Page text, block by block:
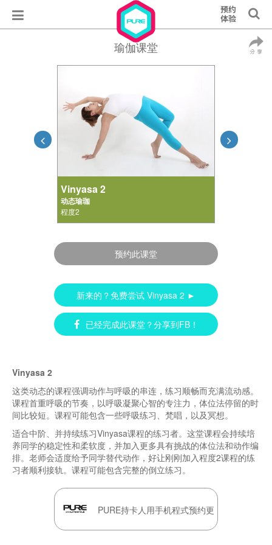
瑜伽课堂
Vinyasa 2
动态瑜珈
程度2
预约此课堂
新来的？免费尝试 Vinyasa 2 ►
已经完成此课堂？分享到FB！
Vinyasa 2
这类动态的课程强调动作与呼吸的串连，练习顺畅而充满流动感。
课程首重呼吸的节奏，以呼吸凝聚心智的专注力，体位法停留的时
间比较短。课程可能包含一些呼吸练习、梵唱，以及冥想。
适合中阶、并持续练习Vinyasa课程的练习者。这堂课程会持续培
养同学的稳定性和柔软度，并加入更多具有挑战的体位法和动作编
排。老师会适度给予同学替代动作，好让刚刚加入程度2课程的练
习者顺利接轨。课程可能包含完整的倒立练习。
PURE持卡人用手机程式预约更